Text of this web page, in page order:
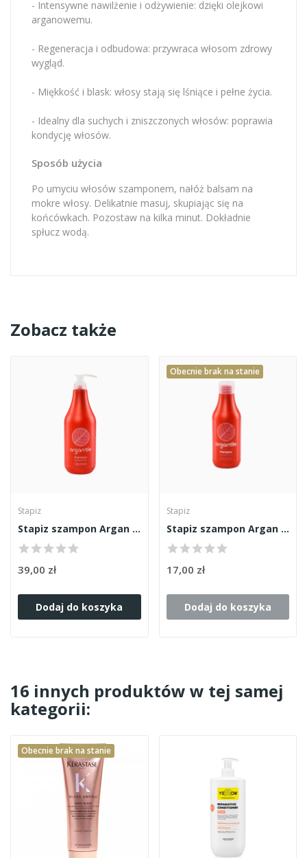
- Intensywne nawilżenie i odżywienie: dzięki olejkowi
arganowemu.
- Regeneracja i odbudowa: przywraca włosom zdrowy
wygląd.
- Miękkość i blask: włosy stają się lśniące i pełne życia.
- Idealny dla suchych i zniszczonych włosów: poprawia
kondycję włosów.
Sposób użycia
Po umyciu włosów szamponem, nałóż balsam na
mokre włosy. Delikatnie masuj, skupiając się na
końcówkach. Pozostaw na kilka minut. Dokładnie
spłucz wodą.
Zobacz także
Stapiz
Stapiz szampon Argan 1000ml
39,00 zł
Dodaj do koszyka
Obecnie brak na stanie
Stapiz
Stapiz szampon Argan 300ml
17,00 zł
Dodaj do koszyka
16 innych produktów w tej samej
kategorii:
Obecnie brak na stanie